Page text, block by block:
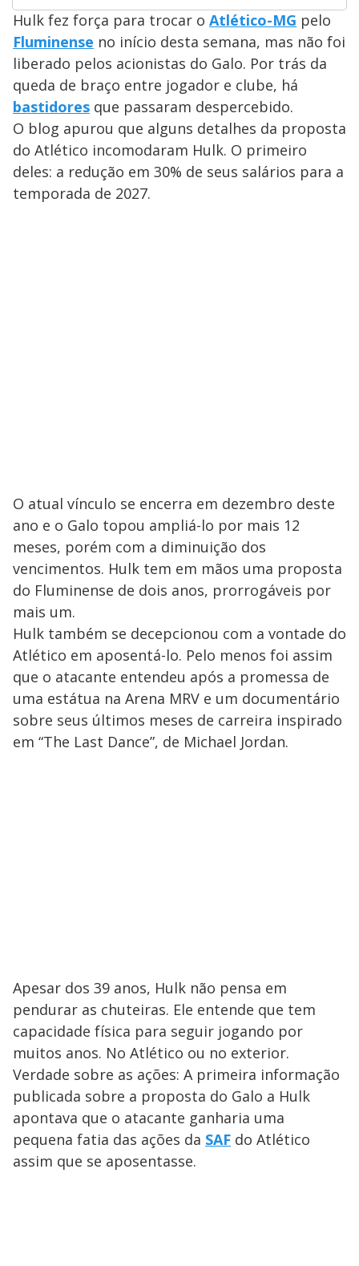
Hulk fez força para trocar o Atlético-MG pelo
Fluminense no início desta semana, mas não foi
liberado pelos acionistas do Galo. Por trás da
queda de braço entre jogador e clube, há
bastidores que passaram despercebido.
O blog apurou que alguns detalhes da proposta
do Atlético incomodaram Hulk. O primeiro
deles: a redução em 30% de seus salários para a
temporada de 2027.
O atual vínculo se encerra em dezembro deste
ano e o Galo topou ampliá-lo por mais 12
meses, porém com a diminuição dos
vencimentos. Hulk tem em mãos uma proposta
do Fluminense de dois anos, prorrogáveis por
mais um.
Hulk também se decepcionou com a vontade do
Atlético em aposentá-lo. Pelo menos foi assim
que o atacante entendeu após a promessa de
uma estátua na Arena MRV e um documentário
sobre seus últimos meses de carreira inspirado
em “The Last Dance”, de Michael Jordan.
Apesar dos 39 anos, Hulk não pensa em
pendurar as chuteiras. Ele entende que tem
capacidade física para seguir jogando por
muitos anos. No Atlético ou no exterior.
Verdade sobre as ações: A primeira informação
publicada sobre a proposta do Galo a Hulk
apontava que o atacante ganharia uma
pequena fatia das ações da SAF do Atlético
assim que se aposentasse.